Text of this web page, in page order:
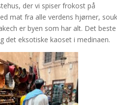
der vi spiser frokost på
mat fra alle verdens hjørner,
er byen som har alt. Det
det eksotiske kaoset i medinaen.